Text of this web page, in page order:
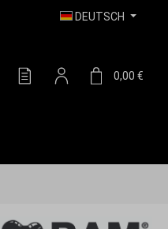
DEUTSCH
DU HAST 0 PRODUKTE
0,00 €